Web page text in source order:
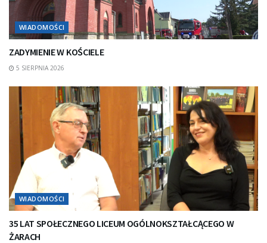
WIADOMOŚCI
ZADYMIENIE W KOŚCIELE
5 SIERPNIA 2026
WIADOMOŚCI
35 LAT SPOŁECZNEGO LICEUM OGÓLNOKSZTAŁCĄCEGO W
ŻARACH